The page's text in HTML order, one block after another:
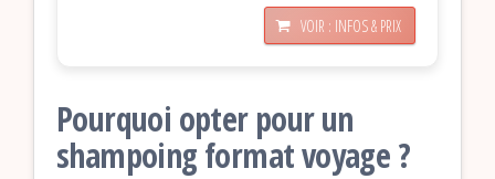
VOIR : INFOS & PRIX
Pourquoi opter pour un
shampoing format voyage ?